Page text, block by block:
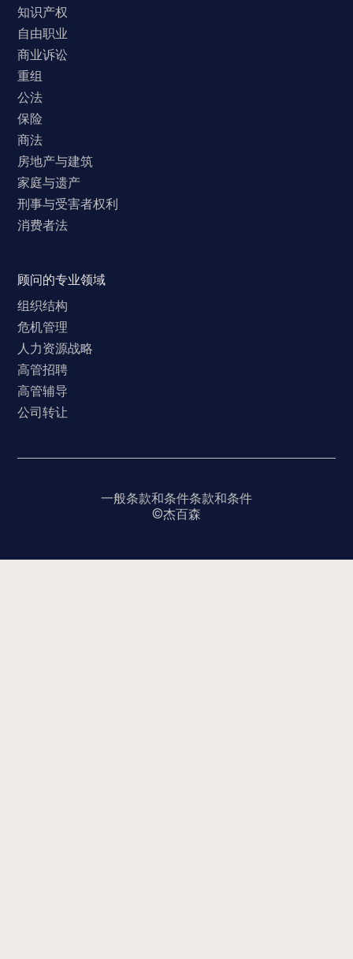
知识产权
自由职业
商业诉讼
重组
公法
保险
商法
房地产与建筑
家庭与遗产
刑事与受害者权利
消费者法
顾问的专业领域
组织结构
危机管理
人力资源战略
高管招聘
高管辅导
公司转让
©杰百森
一般条款和条件条款和条件